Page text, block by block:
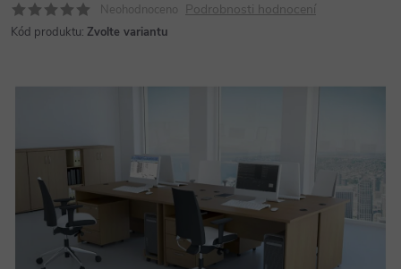
Neohodnoceno Podrobnosti hodnocení
Kód produktu: Zvolte variantu